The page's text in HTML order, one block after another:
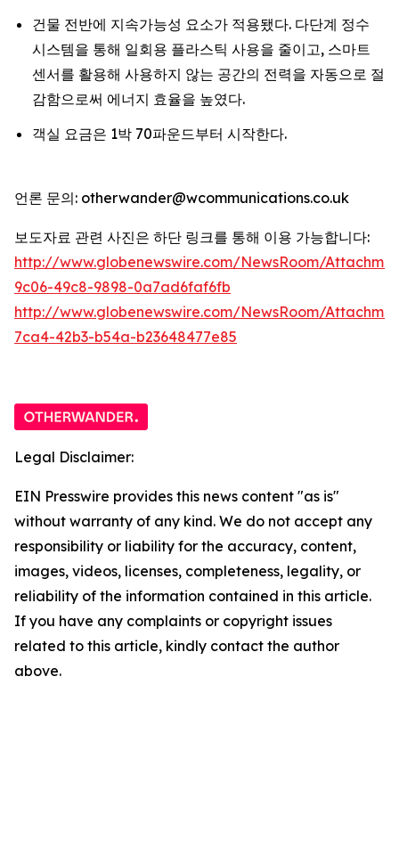
건물 전반에 지속가능성 요소가 적용됐다. 다단계 정수
시스템을 통해 일회용 플라스틱 사용을 줄이고, 스마트
센서를 활용해 사용하지 않는 공간의 전력을 자동으로 절
감함으로써 에너지 효율을 높였다.
객실 요금은 1박 70파운드부터 시작한다.
언론 문의: otherwander@wcommunications.co.uk
보도자료 관련 사진은 하단 링크를 통해 이용 가능합니다:
http://www.globenewswire.com/NewsRoom/
9c06-49c8-9898-0a7ad6faf6fb
http://www.globenewswire.com/NewsRoom/
7ca4-42b3-b54a-b23648477e85
Legal Disclaimer:
EIN Presswire provides this news content "as is"
without warranty of any kind. We do not accept any
responsibility or liability for the accuracy, content,
images, videos, licenses, completeness, legality, or
reliability of the information contained in this article.
If you have any complaints or copyright issues
related to this article, kindly contact the author
above.